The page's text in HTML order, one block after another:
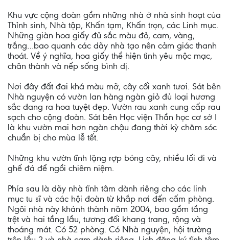
Khu vực cộng đoàn gồm những nhà ở nhà sinh hoạt của
Thỉnh sinh, Nhà tập, Khấn tạm, Khấn trọn, các Linh mục.
Những giàn hoa giấy đủ sắc màu đỏ, cam, vàng,
trắng…bao quanh các dãy nhà tạo nên cảm giác thanh
thoát. Về ý nghĩa, hoa giấy thể hiện tình yêu mộc mạc,
chân thành và nếp sống bình dị.
Nơi đây đất đai khá màu mỡ, cây cối xanh tươi. Sát bên
Nhà nguyện có vườn lan hàng ngàn giỏ đủ loại hương
sắc đang ra hoa tuyệt đẹp. Vườn rau xanh cung cấp rau
sạch cho cộng đoàn. Sát bên Học viện Thần học cơ sở I
là khu vườn mai hơn ngàn chậu đang thời kỳ chăm sóc
chuẩn bị cho mùa lễ tết.
Những khu vườn tĩnh lặng rợp bóng cây, nhiều lối đi và
ghế đá để ngồi chiêm niệm.
Phía sau là dãy nhà tĩnh tâm dành riêng cho các linh
mục tu sĩ và các hội đoàn từ khắp nơi đến cấm phòng.
Ngôi nhà này khánh thành năm 2004, bao gồm tầng
trệt và hai tầng lầu, tương đối khang trang, rộng và
thoáng mát. Có 52 phòng. Có Nhà nguyện, hội trường